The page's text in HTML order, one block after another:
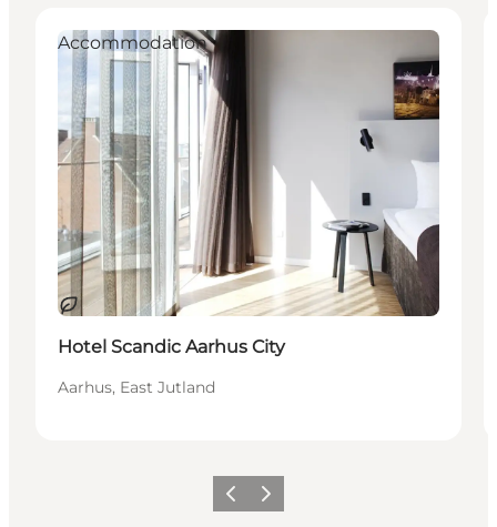
Durable
Accommodation
Hotel Scandic Aarhus City
Aarhus, East Jutland
PrécédentSuivant